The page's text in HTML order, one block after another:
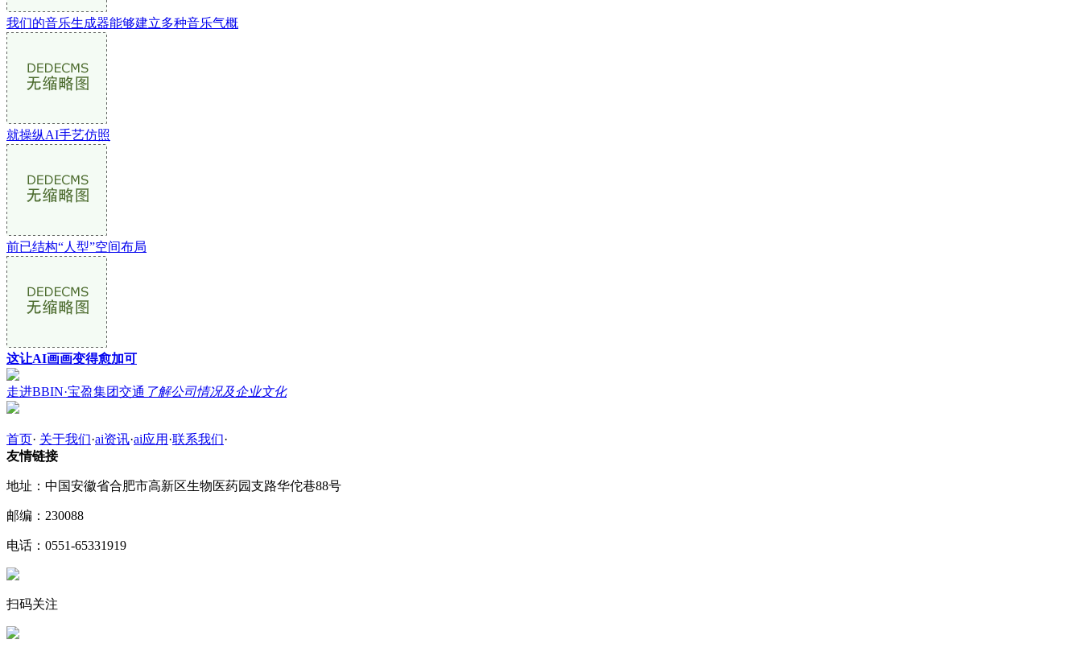
我们的音乐生成器能够建立多种音乐气概
就操纵AI手艺仿照
前已结构“人型”空间布局
这让AI画画变得愈加可
走进BBIN·宝盈集团交通 了解公司情况及企业文化
首页· 关于我们·ai资讯·ai应用 ·联系我们·
友情链接
地址：中国安徽省合肥市高新区生物医药园支路华佗巷88号
邮编：230088
电话：0551-65331919
扫码关注